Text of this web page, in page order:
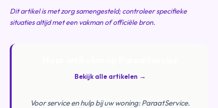
Dit artikel is met zorg samengesteld; controleer specifieke
situaties altijd met een vakman of officiële bron.
Bekijk alle artikelen →
Voor service en hulp bij uw woning:ParaatService.